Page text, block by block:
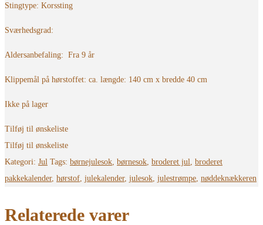
Stingtype: Korssting
Sværhedsgrad:
Aldersanbefaling: Fra 9 år
Klippemål på hørstoffet: ca. længde: 140 cm x bredde 40 cm
Ikke på lager
Tilføj til ønskeliste
Tilføj til ønskeliste
Kategori: Jul Tags: børnejulesok børnesok broderet jul
broderet
pakkekalender, hørstof julekalender, julesok julestrømpe nøddeknækkeren
Relaterede varer